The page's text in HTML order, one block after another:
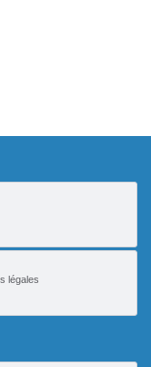
légales